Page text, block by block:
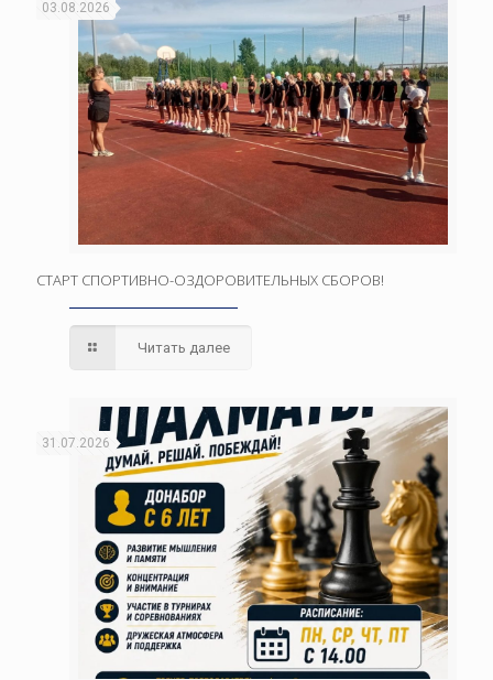
03.08.2026
СТАРТ СПОРТИВНО-ОЗДОРОВИТЕЛЬНЫХ СБОРОВ!
Читать далее
31.07.2026